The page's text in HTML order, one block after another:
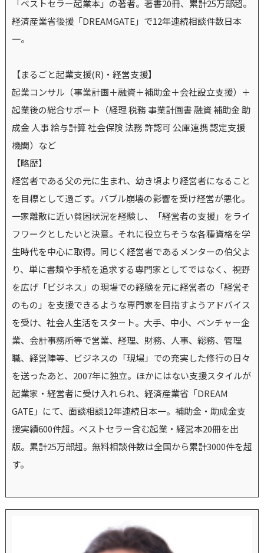
「ベストセラー起業本」の著者。著書20冊、累計25万部超。
経済産業省後援「DREAMGATE」で12年連続相談件数日本
一。
【まるごと起業支援(R)・経営支援】
起業コンサル（事業計画＋融資＋補助金＋会社設立支援）＋
起業後の総合サポート（経理 税務 事業計画書 融資 補助金 助
成金 人事 給与計算 社会保険 法務 許認可 公庫連携 認定支援
機関）など
【略歴】
経営者である父の元に生まれ、幼き頃より経営者になること
を目標として過ごす。バブル崩壊の影響を受け経営が悪化。
一家離散に近い貧困状況を経験し、「経営者の支援」をライ
フワークとしたいと決意。それに役立ちそうな各種資格を学
生時代を中心に取得。同じく経営者であるメンターの伯父よ
り、単に書類や手続を追求する専門家としてではなく、視野
を広げ「ビジネス」の現場での経験を元に経営者の「経営そ
のもの」を支援できるような専門家を目指すようアドバイス
を受け、社会人生活をスタート。大手、中小、ベンチャー企
業、会計事務所等で営業、経理、財務、人事、総務、管理
職、経営陣等、ビジネスの「現場」での充実した修行の日々
を送ったあと、2007年に独立。ほかにはない支援スタイルが
起業家・経営者に受け入れられ、経済産業省「DREAM
GATE」にて、面談相談12年連続日本一。補助金・助成金支
援実績600件超。ベストセラー含む起業・経営本20冊を出
版。累計25万部超。無料相談件数は全国から累計3000件を超
す。